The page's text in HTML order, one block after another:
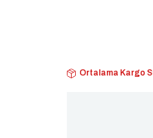
Ortalama Kargo